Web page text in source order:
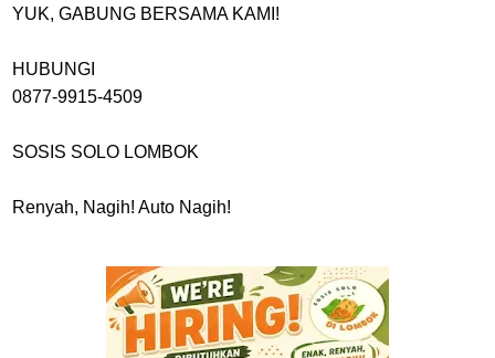
YUK, GABUNG BERSAMA KAMI!
HUBUNGI
0877-9915-4509
SOSIS SOLO LOMBOK
Renyah, Nagih! Auto Nagih!